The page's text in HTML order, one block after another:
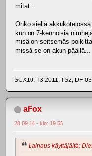
mitat...
Onko siellä
kun on 7-kennoisia
misä on seitsemäs
missä se on akun päällä...
SCX10, T3 2011, TS2, DF-
aFox
28.09.14 - klo: 19.55
Lainaus käyttäjältä: